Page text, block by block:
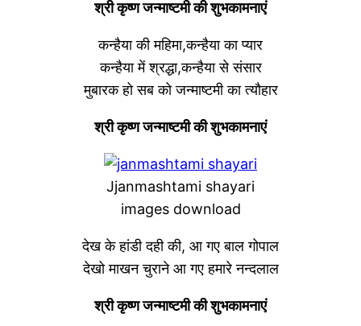
श्री कृष्ण जन्माष्टमी की शुभकामनाएं
कन्हैया की महिमा,कन्हैया का प्यार
कन्हैया में श्रद्धा,कन्हैया से संसार
मुबारक हो सब को जन्माष्टमी का त्यौहार
श्री कृष्ण जन्माष्टमी की शुभकामनाएं
Jjanmashtami shayari
images download
देख के हांडी दही की, आ गए बाल गोपाल
देखो माखन चुराने आ गए हमारे नन्दलाल
श्री कृष्ण जन्माष्टमी की शुभकामनाएं